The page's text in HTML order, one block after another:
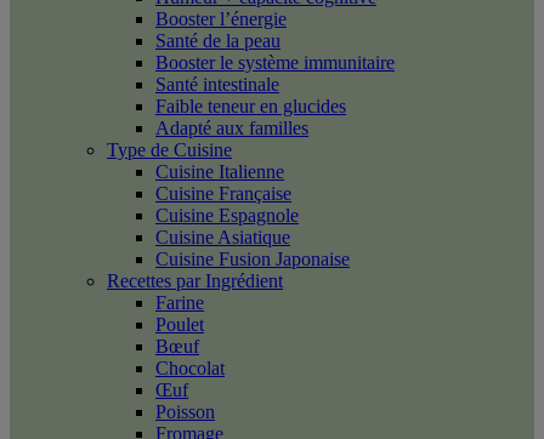
Booster l’énergie
Santé de la peau
Booster le système immunitaire
Santé intestinale
Faible teneur en glucides
Adapté aux familles
Type de Cuisine
Cuisine Italienne
Cuisine Française
Cuisine Espagnole
Cuisine Asiatique
Cuisine Fusion Japonaise
Recettes par Ingrédient
Farine
Poulet
Bœuf
Chocolat
Œuf
Poisson
Fromage